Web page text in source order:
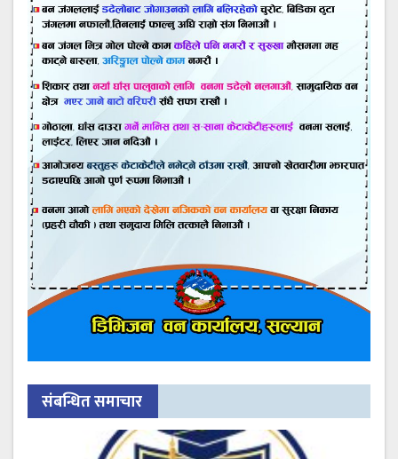
संबन्धित समाचार